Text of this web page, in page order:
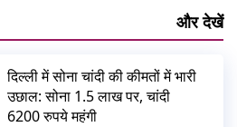
और देखें
दिल्ली में सोना चांदी की कीमतों में भारी
उछाल: सोना 1.5 लाख पर, चांदी
6200 रुपये महंगी